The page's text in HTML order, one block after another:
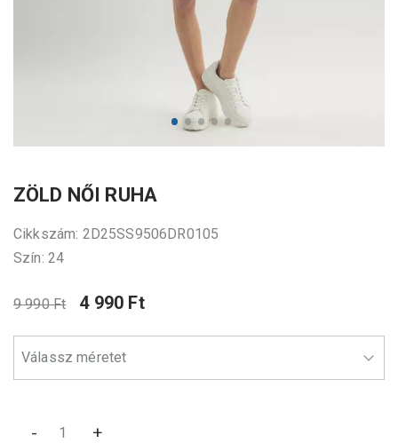
ZÖLD NŐI RUHA
Cikkszám: 2D25SS9506DR0105
Szín: 24
9 990 Ft 4 990 Ft
- +